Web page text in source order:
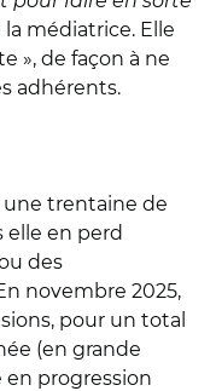
médiatrice. Elle
», de façon à ne
adhérents.
une trentaine de
elle en perd
des
novembre 2025,
pour un total
(en grande
en progression